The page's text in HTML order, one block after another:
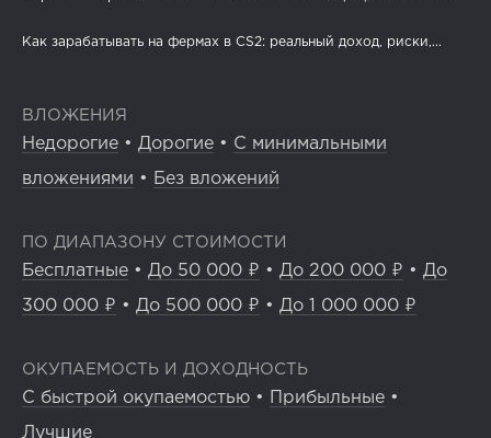
Как зарабатывать на фермах в CS2: реальный доход, риски,...
ВЛОЖЕНИЯ
Недорогие • Дорогие • С минимальными
вложениями • Без вложений
ПО ДИАПАЗОНУ СТОИМОСТИ
Бесплатные • До 50 000 ₽ • До 200 000 ₽ • До
300 000 ₽ • До 500 000 ₽ • До 1 000 000 ₽
ОКУПАЕМОСТЬ И ДОХОДНОСТЬ
С быстрой окупаемостью • Прибыльные •
Лучшие